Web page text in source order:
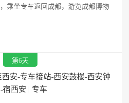
乘坐专车返回成都，游览成都博物
第6天
西安-专车接站-西安鼓楼-西安钟
宿西安 | 专车